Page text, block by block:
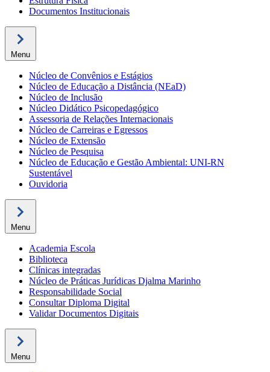
Documentos Institucionais
Menu
Núcleo de Convênios e Estágios
Núcleo de Educação a Distância (NEaD)
Núcleo de Inclusão
Núcleo Didático Psicopedagógico
Assessoria de Relações Internacionais
Núcleo de Carreiras e Egressos
Núcleo de Extensão
Núcleo de Pesquisa
Núcleo de Educação e Gestão Ambiental: UNI-RN
Sustentável
Ouvidoria
Menu
Academia Escola
Biblioteca
Clínicas integradas
Núcleo de Práticas Jurídicas Djalma Marinho
Responsabilidade Social
Consultar Diploma Digital
Validar Documentos Digitais
Menu